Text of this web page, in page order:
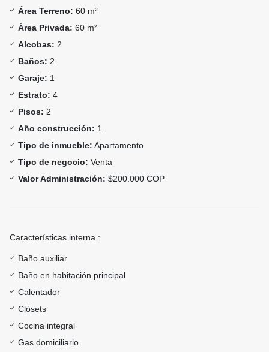
Área Terreno: 60 m²
Área Privada: 60 m²
Alcobas: 2
Baños: 2
Garaje: 1
Estrato: 4
Pisos: 2
Año construcción: 1
Tipo de inmueble: Apartamento
Tipo de negocio: Venta
Valor Administración: $200.000 COP
Características interna :
Baño auxiliar
Baño en habitación principal
Calentador
Clósets
Cocina integral
Gas domiciliario